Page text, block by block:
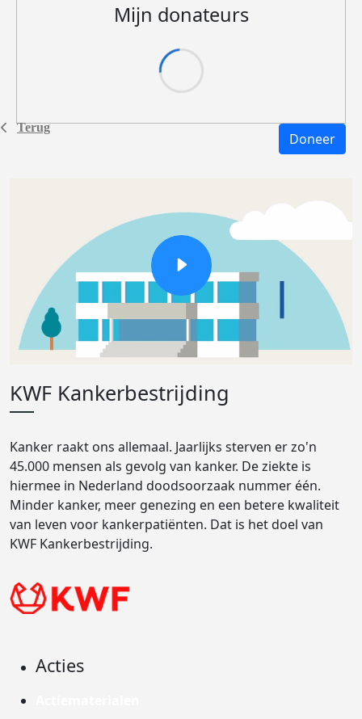
Terug
Mijn donateurs
Doneer
KWF Kankerbestrijding
Kanker raakt ons allemaal. Jaarlijks sterven er zo'n
45.000 mensen als gevolg van kanker. De ziekte is
hiermee in Nederland doodsoorzaak nummer één.
Minder kanker, meer genezing en een betere kwaliteit
van leven voor kankerpatiënten. Dat is het doel van
KWF Kankerbestrijding.
Acties